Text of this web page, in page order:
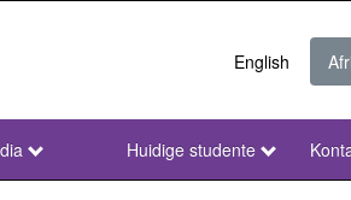
English
NWU
Huidige studente